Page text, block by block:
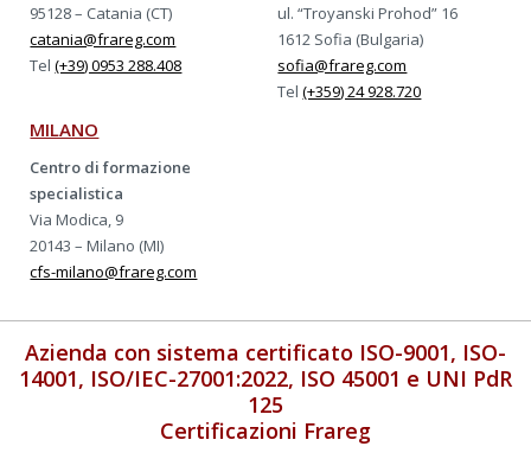
95128 – Catania (CT)
catania@frareg.com
Tel(+39) 0953 288.408
ul. “Troyanski Prohod” 16
1612 Sofia (Bulgaria)
sofia@frareg.com
Tel(+359) 24 928.720
MILANO
Centro di formazione
specialistica
Via Modica, 9
20143 – Milano (MI)
cfs-milano@frareg.com
Azienda con sistema certificato ISO-9001, ISO-
14001, ISO/IEC-27001:2022, ISO 45001 e UNI PdR
125
Certificazioni Frareg